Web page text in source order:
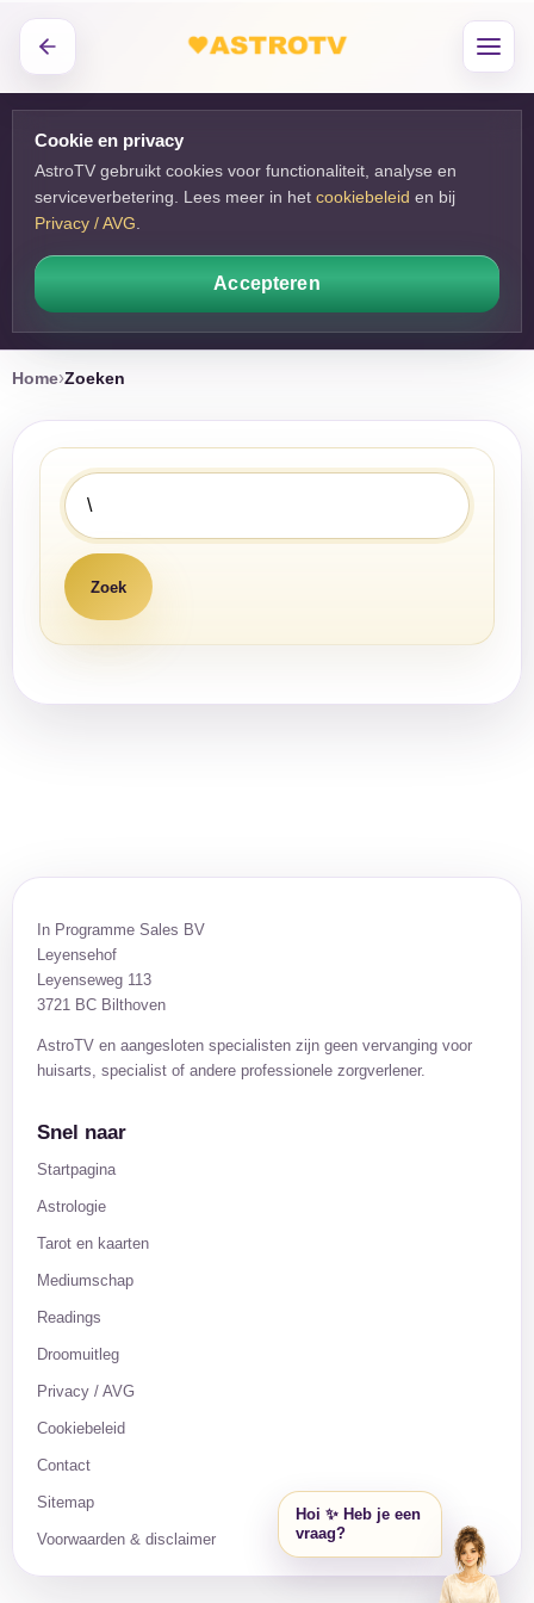
Cookie en privacy
AstroTV gebruikt cookies voor functionaliteit, analyse en
serviceverbetering. Lees meer in het cookiebeleid en bij
Privacy / AVG
Accepteren
Home Zoeken
In Programme Sales BV
Leyensehof
Leyenseweg 113
3721 BC Bilthoven
AstroTV en aangesloten specialisten zijn geen vervanging voor
huisarts, specialist of andere professionele zorgverlener.
Snel naar
Startpagina
Astrologie
Tarot en kaarten
Mediumschap
Readings
Droomuitleg
Privacy / AVG
Cookiebeleid
Contact
Sitemap
Voorwaarden & disclaimer
Hoi ✨ Heb je een
vraag?